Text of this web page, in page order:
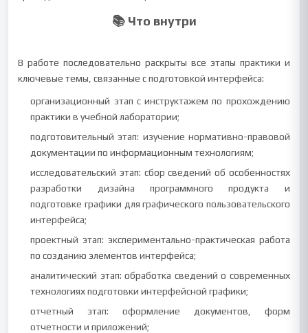
📚 Что внутри
В работе последовательно раскрыты все этапы практики и
ключевые темы, связанные с подготовкой интерфейса:
организационный этап с инструктажем по прохождению
практики в учебной лаборатории;
подготовительный этап: изучение нормативно-правовой
документации по информационным технологиям;
исследовательский этап: сбор сведений об особенностях
разработки дизайна программного продукта и
подготовке графики для графического пользовательского
интерфейса;
проектный этап: экспериментально-практическая работа
по созданию элементов интерфейса;
аналитический этап: обработка сведений о современных
технологиях подготовки интерфейсной графики;
отчетный этап: оформление документов, форм
отчетности и приложений;